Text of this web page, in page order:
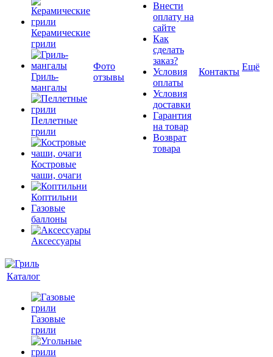
Керамические
грили
Гриль-
мангалы
Пеллетные
грили
Костровые
чаши, очаги
Коптильни
Газовые
баллоны
Аксессуары
Фото
отзывы
Внести
оплату на
сайте
Как
сделать
заказ?
Условия
оплаты
Условия
доставки
Гарантия
на товар
Возврат
товара
Контакты Ещё
Каталог
Газовые
грили